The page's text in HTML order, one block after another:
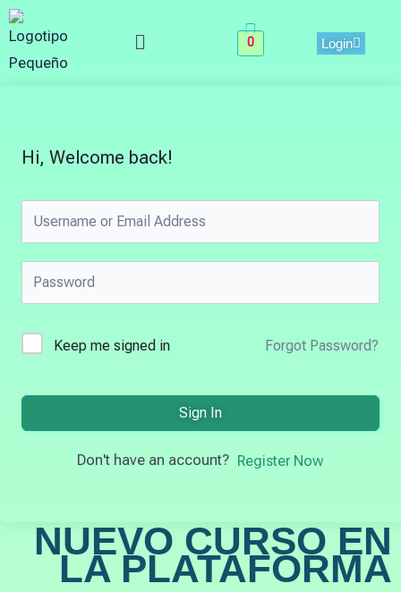
Skip
to
content
Menu 0 Login
Hi, Welcome back!
Keep me signed in Forgot Password?
Sign In
Don't have an account? Register Now
NUEVO CURSO EN
LA PLATAFORMA